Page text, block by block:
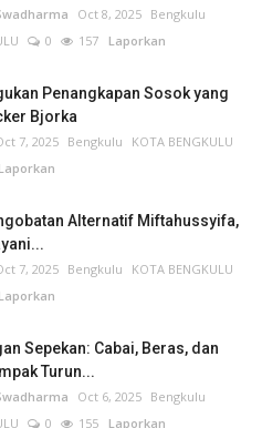
Oct 8, 2025 Bengkulu
0 157 Laporkan
Penangkapan Sosok yang
Bjorka
7, 2025 Bengkulu
KOTA BENGKULU
Alternatif Miftahussyifa,
7, 2025 Bengkulu
KOTA BENGKULU
Sepekan: Cabai, Beras, dan
Turun...
Oct 6, 2025 Bengkulu
0 155 Laporkan